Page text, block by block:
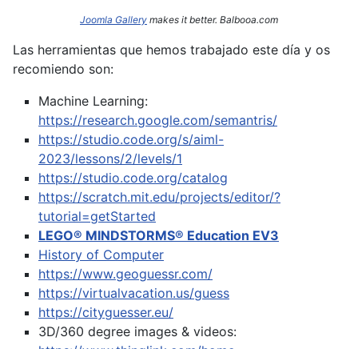
Joomla Gallery makes it better. Balbooa.com
Las herramientas que hemos trabajado este día y os
recomiendo son:
Machine Learning:
https://research.google.com/semantris/
https://studio.code.org/s/aiml-
2023/lessons/2/levels/1
https://studio.code.org/catalog
https://scratch.mit.edu/projects/editor/?
tutorial=getStarted
LEGO® MINDSTORMS® Education EV3
History of Computer
https://www.geoguessr.com/
https://virtualvacation.us/guess
https://cityguesser.eu/
3D/360 degree images & videos: